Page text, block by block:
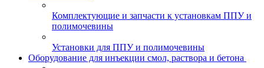
Комплектующие и запчасти к установкам ППУ и
полимочевины
Установки для ППУ и полимочевины
Оборудование для инъекции смол, раствора и бетона